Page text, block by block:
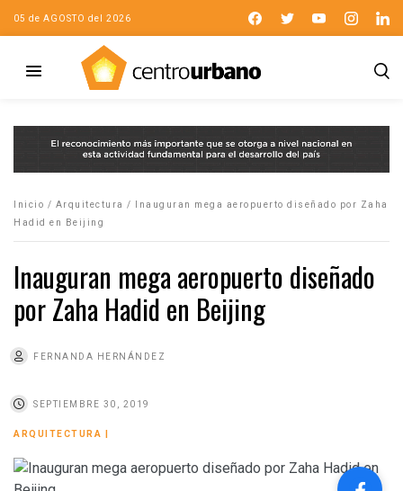
05 de AGOSTO del 2026
Inicio / Arquitectura /
Inauguran mega aeropuerto diseñado por Zaha
Hadid en Beijing
Inauguran mega aeropuerto diseñado
por Zaha Hadid en Beijing
FERNANDA HERNÁNDEZ
SEPTIEMBRE 30, 2019
ARQUITECTURA